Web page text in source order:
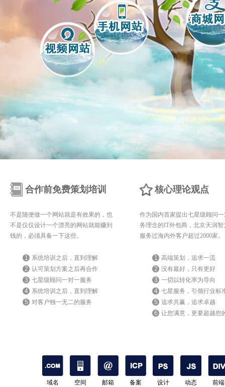
合作前免费策划培训
不是随便做一个网站就是有效果的，也
不是仅仅设计一个漂亮的网站就能赚到
钱的，必须具备一下这些。
1
系统培训之后，直到理解
2 认可策划方案之后再合作
3 七星级顾问一对一服务
4
系统培训之后，直到理解
5 对客户独一无二的服务
核心理论观点
作为国内首家提出七星级顾问
务理念的IT外包商，北京天润智
服务过海内外客户超过2000家。
1 高端策划，追求一流
2 没有最好，只有更好
3 一切以转化率为导向
4 七星服务，引领行业标
5 追求共赢，追求卓越
6 让您满意，更要超越您
域名 空间 邮箱 备案 设计 动态 前端